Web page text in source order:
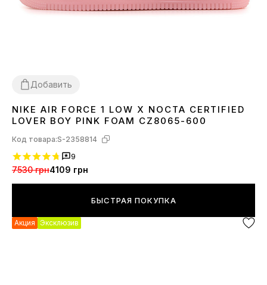
Добавить
3637 38 39 40
NIKE AIR FORCE 1 LOW X NOCTA CERTIFIED
LOVER BOY PINK FOAM CZ8065-600
Код товара:S-2358814
9
7530 грн4109 грн
БЫСТРАЯ ПОКУПКА
Акция Эксклюзив